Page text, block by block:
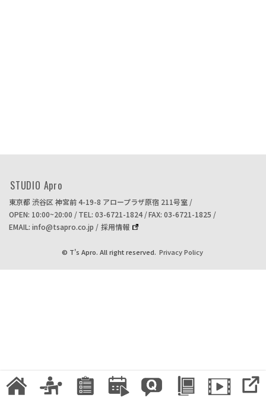
STUDIO Apro
東京都 渋谷区 神宮前 4-19-8 アロープラザ原宿 211号室
OPEN: 10:00~20:00
TEL: 03-6721-1824 FAX: 03-6721-1825
EMAIL: info@tsapro.co.jp
採用情報
© T's Apro. All right reserved. Privacy Policy